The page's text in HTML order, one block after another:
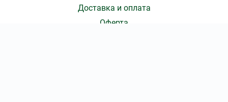
Доставка и оплата
Оферта